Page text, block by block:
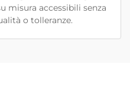
misura accessibili senza
o tolleranze.